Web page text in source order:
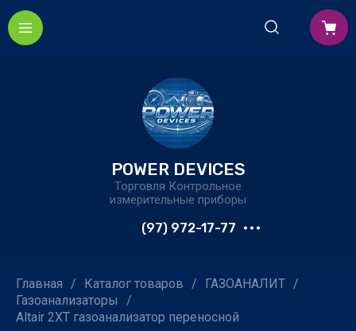
POWER DEVICES
Торговля Контрольное
измерительные приборы
(97) 972-17-77
Главная / Каталог товаров / ГАЗОАНАЛИТ /
Газоанализаторы
/
Altair 2XT газоанализатор переносной